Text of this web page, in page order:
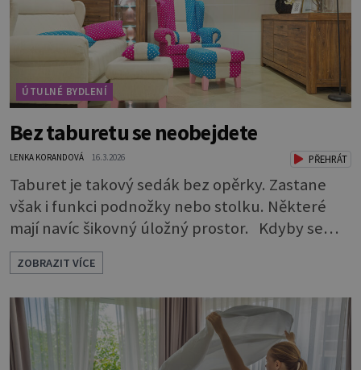
ÚTULNÉ BYDLENÍ
Bez taburetu se neobejdete
LENKA KORANDOVÁ 16.3.2026 PŘEHRÁT
Taburet je takový sedák bez opěrky. Zastane
však i funkci podnožky nebo stolku. Některé
mají navíc šikovný úložný prostor. Kdyby se
rozdávaly ceny za nejskromnější, a přitom
užitečný a praktický kus nábytku, určitě by
vyhrál taburet. Je nevtíravý, nenápadný, klidně
si sedí opodál a čeká, až na něj přijde řada, aniž
by jakkoli rušil nebo překážel. A když je ho
zapotřebí, je pohotově p
ZOBRAZIT VÍCE